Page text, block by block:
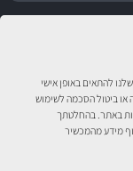
שלנו להתאים באופן אישי
או ביטול הסכמה לשימוש
באתר. בהחלטתך
מידע מהמכשיר